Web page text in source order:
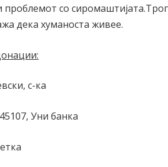
проблемот со
дека хуманоста живее.
с-ка
Уни банка